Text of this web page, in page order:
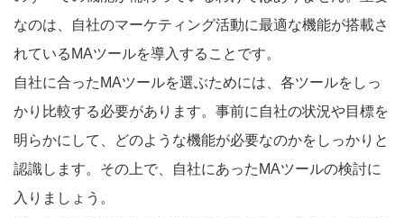
なのは、自社のマーケティング活動に最適な機能が搭載さ
れているMAツールを導入することです。
自社に合ったMAツールを選ぶためには、各ツールをしっ
かり比較する必要があります。事前に自社の状況や目標を
明らかにして、どのような機能が必要なのかをしっかりと
認識します。その上で、自社にあったMAツールの検討に
入りましょう。